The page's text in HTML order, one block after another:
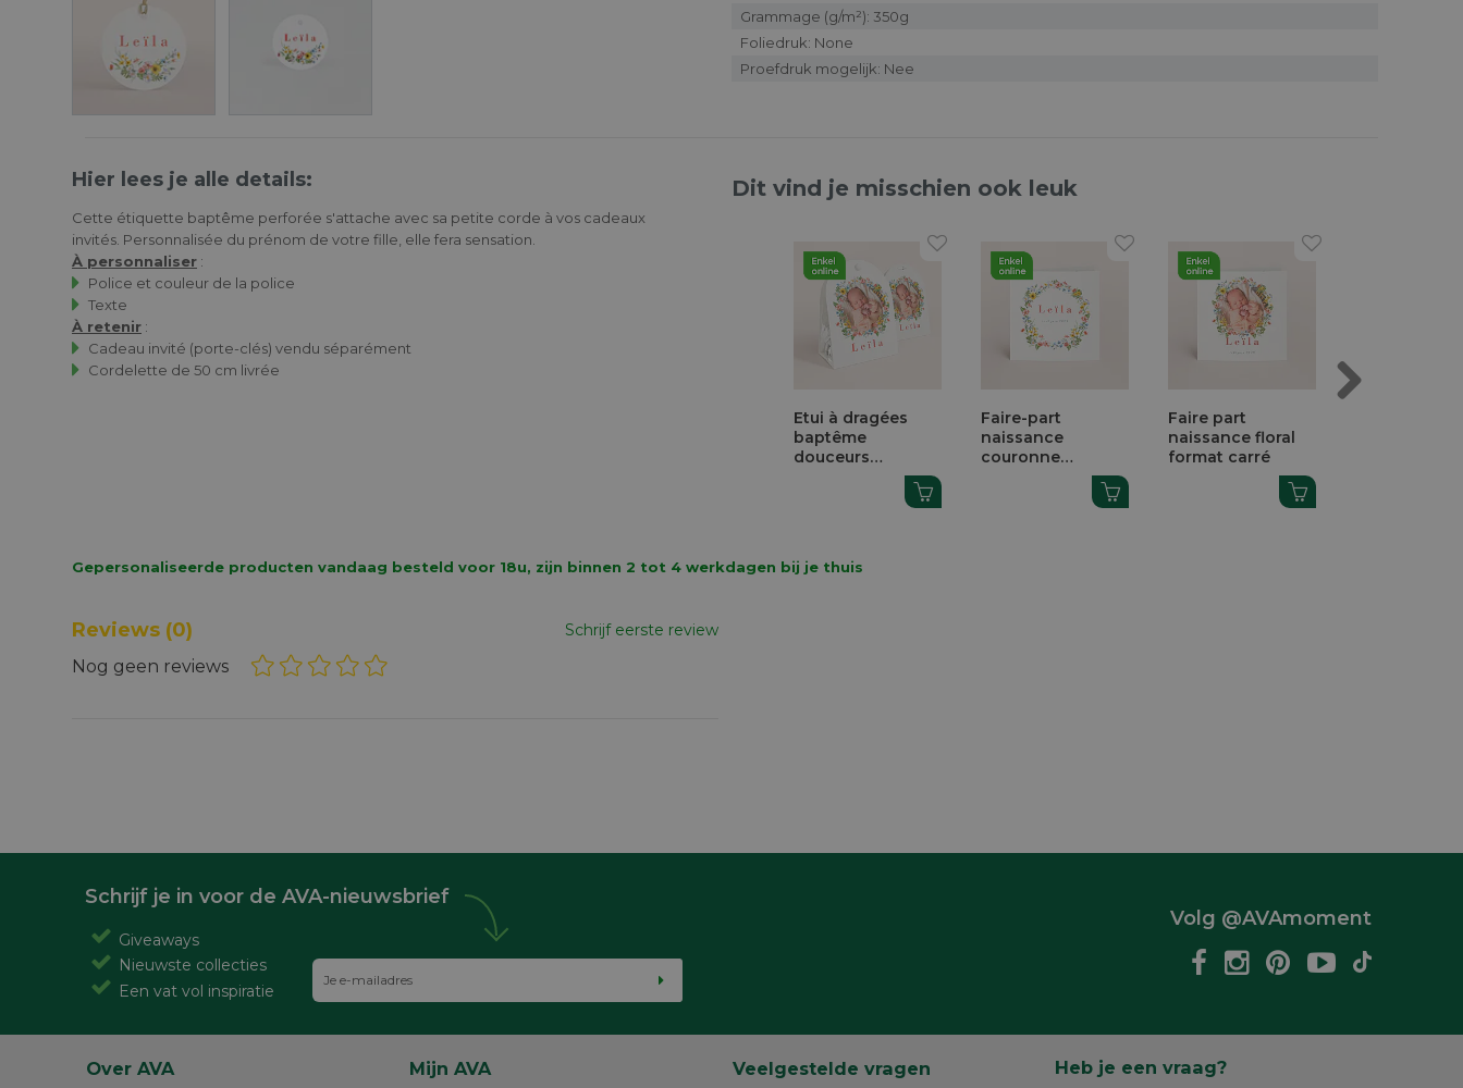
Grammage (g/m²): 350g
Foliedruk: None
Proefdruk mogelijk: Nee
Hier lees je alle details:
Cette étiquette baptême perforée s'attache avec sa petite corde à vos cadeaux
invités. Personnalisée du prénom de votre fille, elle fera sensation.
À personnaliser :
Police et couleur de la police
Texte
À retenir :
Cadeau invité (porte-clés) vendu séparément
Cordelette de 50 cm livrée
Dit vind je misschien ook leuk
Etui à dragées
baptême
douceurs
Faire-part
naissance
couronne
Faire part
naissance floral
format carré
Gepersonaliseerde producten vandaag besteld voor 18u, zijn binnen 2 tot 4 werkdagen bij je thuis
Reviews (0) Schrijf eerste review
Nog geen reviews
Schrijf je in voor de AVA-nieuwsbrief
Giveaways
Nieuwste collecties
Een vat vol inspiratie
Volg @AVAmoment
Over AVA Mijn AVA Veelgestelde vragen Heb je een vraag?